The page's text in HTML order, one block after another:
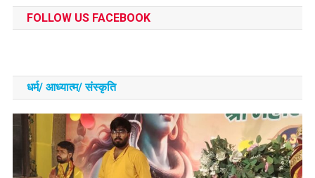
FOLLOW US FACEBOOK
धर्म/ आध्‍यात्‍म/ संस्‍कृति